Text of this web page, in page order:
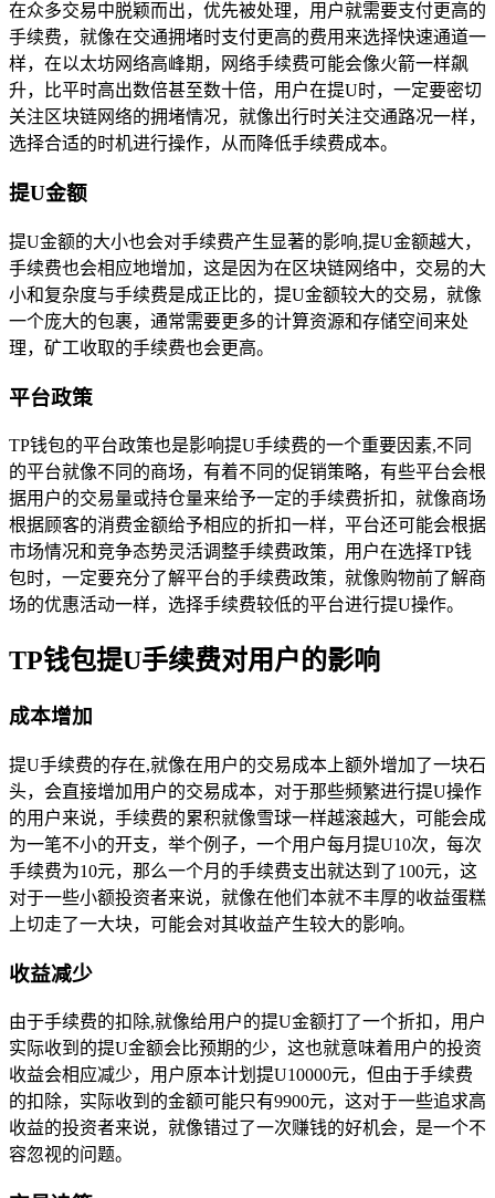
在众多交易中脱颖而出，优先被处理，用户就需要支付更高的
手续费，就像在交通拥堵时支付更高的费用来选择快速通道一
样，在以太坊网络高峰期，网络手续费可能会像火箭一样飙
升，比平时高出数倍甚至数十倍，用户在提U时，一定要密切
关注区块链网络的拥堵情况，就像出行时关注交通路况一样，
选择合适的时机进行操作，从而降低手续费成本。
提U金额
提U金额的大小也会对手续费产生显著的影响,提U金额越大，
手续费也会相应地增加，这是因为在区块链网络中，交易的大
小和复杂度与手续费是成正比的，提U金额较大的交易，就像
一个庞大的包裹，通常需要更多的计算资源和存储空间来处
理，矿工收取的手续费也会更高。
平台政策
TP钱包的平台政策也是影响提U手续费的一个重要因素,不同
的平台就像不同的商场，有着不同的促销策略，有些平台会根
据用户的交易量或持仓量来给予一定的手续费折扣，就像商场
根据顾客的消费金额给予相应的折扣一样，平台还可能会根据
市场情况和竞争态势灵活调整手续费政策，用户在选择TP钱
包时，一定要充分了解平台的手续费政策，就像购物前了解商
场的优惠活动一样，选择手续费较低的平台进行提U操作。
TP钱包提U手续费对用户的影响
成本增加
提U手续费的存在,就像在用户的交易成本上额外增加了一块石
头，会直接增加用户的交易成本，对于那些频繁进行提U操作
的用户来说，手续费的累积就像雪球一样越滚越大，可能会成
为一笔不小的开支，举个例子，一个用户每月提U10次，每次
手续费为10元，那么一个月的手续费支出就达到了100元，这
对于一些小额投资者来说，就像在他们本就不丰厚的收益蛋糕
上切走了一大块，可能会对其收益产生较大的影响。
收益减少
由于手续费的扣除,就像给用户的提U金额打了一个折扣，用户
实际收到的提U金额会比预期的少，这也就意味着用户的投资
收益会相应减少，用户原本计划提U10000元，但由于手续费
的扣除，实际收到的金额可能只有9900元，这对于一些追求高
收益的投资者来说，就像错过了一次赚钱的好机会，是一个不
容忽视的问题。